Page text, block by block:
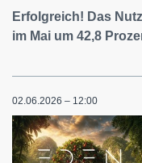
Erfolgreich! Das
im Mai um 42,8
02.06.2026 – 12:00